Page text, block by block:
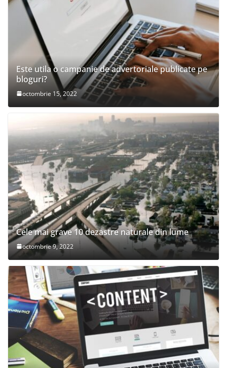
Este utila o campanie de advertoriale publicate pe
bloguri?
octombrie 15, 2022
Cele mai grave 10 dezastre naturale din lume
octombrie 9, 2022